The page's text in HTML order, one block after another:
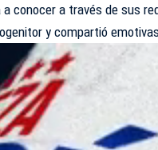
conocer a través de sus
y compartió